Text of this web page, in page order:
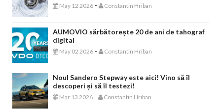
May 12 2026 - Constantin Hriban
AUMOVIO sărbătorește 20 de ani de tahograf
digital
May 02 2026 - Constantin Hriban
Noul Sandero Stepway este aici! Vino să îl
descoperi și să îl testezi!
Mar 13 2026 - Constantin Hriban